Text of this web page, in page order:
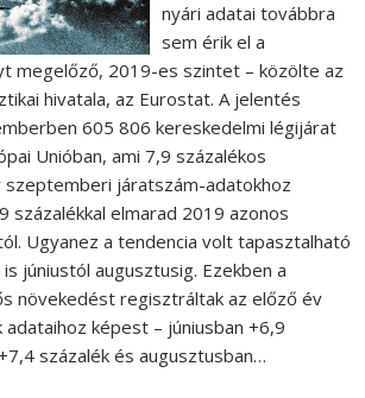
nyári adatai továbbra
sem érik el a
megelőző, 2019-es szintet – közölte az
hivatala, az Eurostat. A jelentés
605 806 kereskedelmi légijárat
Unióban, ami 7,9 százalékos
szeptemberi járatszám-adatokhoz
százalékkal elmarad 2019 azonos
Ugyanez a tendencia volt tapasztalható
júniustól augusztusig. Ezekben a
növekedést regisztráltak az előző év
adataihoz képest – júniusban +6,9
százalék és augusztusban…